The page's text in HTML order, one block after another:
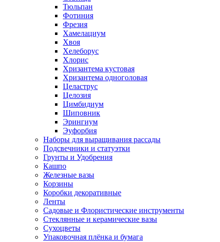
Тюльпан
Фотиния
Фрезия
Хамелациум
Хвоя
Хелеборус
Хлорис
Хризантема кустовая
Хризантема одноголовая
Целаструс
Целозия
Цимбидиум
Шиповник
Эрингиум
Эуфорбия
Наборы для выращивания рассады
Подсвечники и статуэтки
Грунты и Удобрения
Кашпо
Железные вазы
Корзины
Коробки декоративные
Ленты
Садовые и Флористические инструменты
Стеклянные и керамические вазы
Сухоцветы
Упаковочная плёнка и бумага